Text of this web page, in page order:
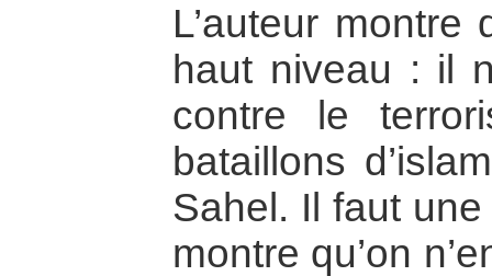
L’auteur montre
haut niveau : il
contre le
bataillons
Sahel. Il faut
montre qu’on